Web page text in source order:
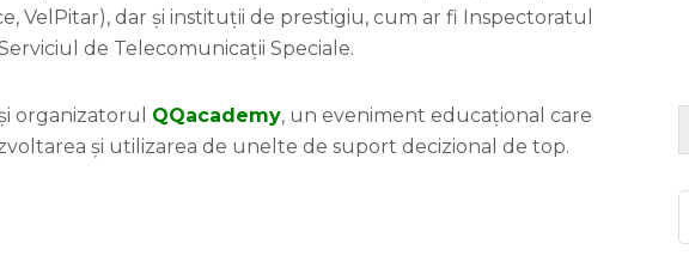
VelPitar), dar și instituții de prestigiu, cum ar fi Inspectoratul
de Telecomunicații Speciale.
organizatorul QQacademy, un eveniment educațional care
și utilizarea de unelte de suport decizional de top.